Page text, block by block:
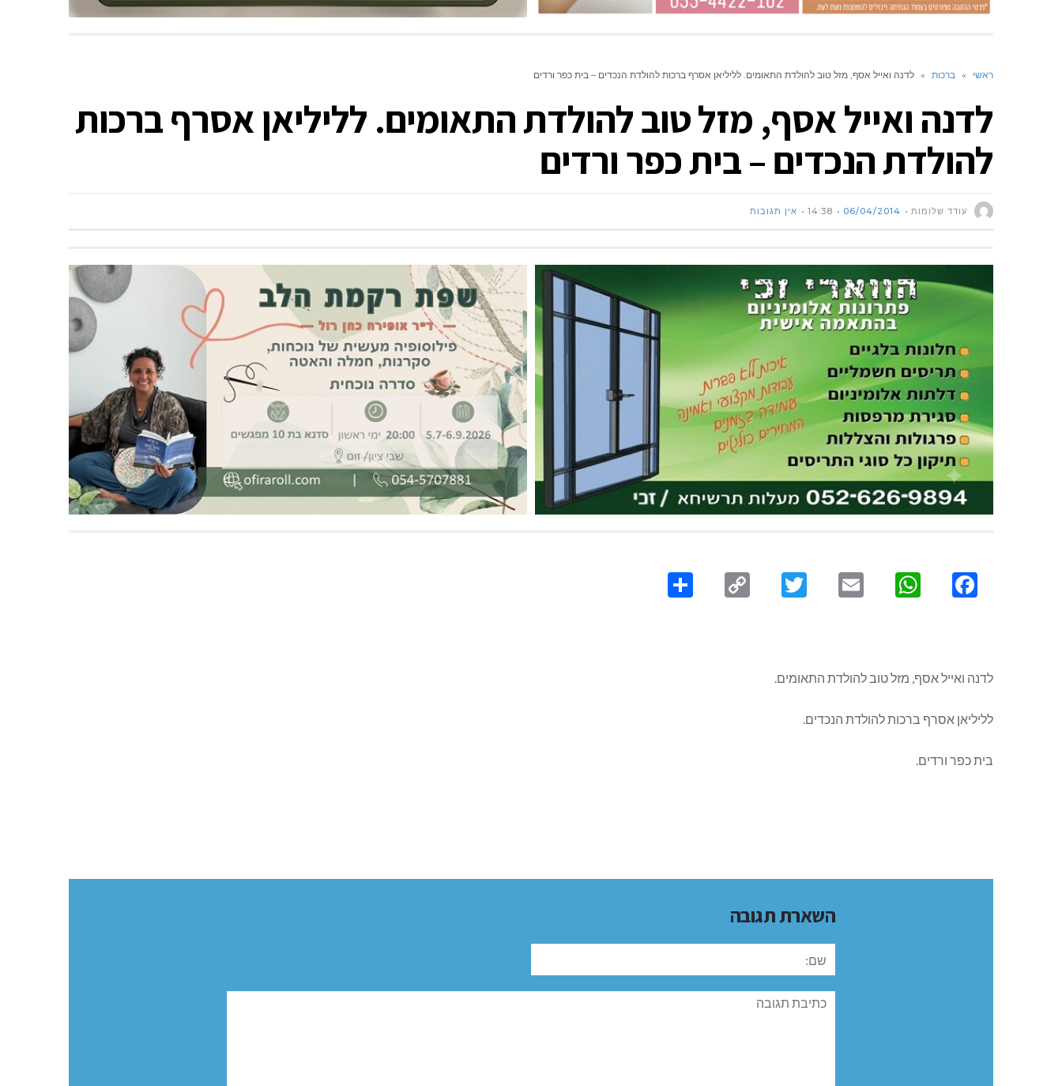
ראשי » ברכות » לדנה ואייל אסף, מזל טוב להולדת התאומים. לליליאן אסרף ברכות להולדת הנכדים – בית כפר ורדים
לדנה ואייל אסף, מזל טוב להולדת התאומים. לליליאן אסרף ברכות
להולדת הנכדים – בית כפר ורדים
עודד שלומות 06/04/2014
14:38 אין תגובות
Facebook
WhatsApp
Email
Twitter
Copy
לדנה ואייל אסף, מזל טוב להולדת התאומים.
לליליאן אסרף ברכות להולדת הנכדים.
בית כפר ורדים.
השארת תגובה
תגובה